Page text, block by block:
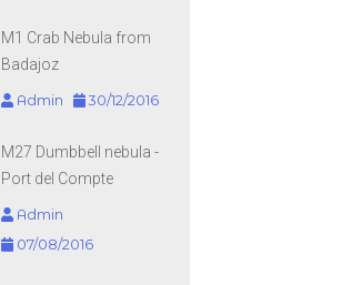
M1 Crab Nebula from
Badajoz
Admin 30/12/2016
M27 Dumbbell nebula -
Port del Compte
Admin
07/08/2016